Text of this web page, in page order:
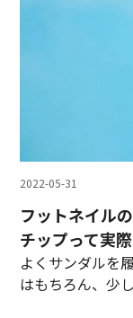
2022-05-31
フットネイル
チップって実
よくサンダルを
はもちろん、少